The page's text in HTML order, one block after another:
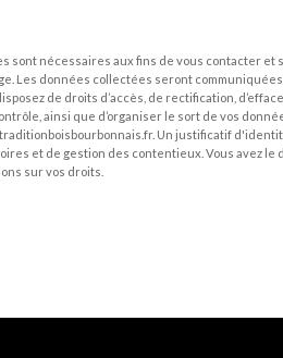
sont nécessaires aux fins de vous contacter
Les données collectées seront
de droits d’accès, de rectification,
ainsi que d’organiser le sort de vos
Un justificatif
et de gestion des contentieux. Vous avez
sur vos droits.